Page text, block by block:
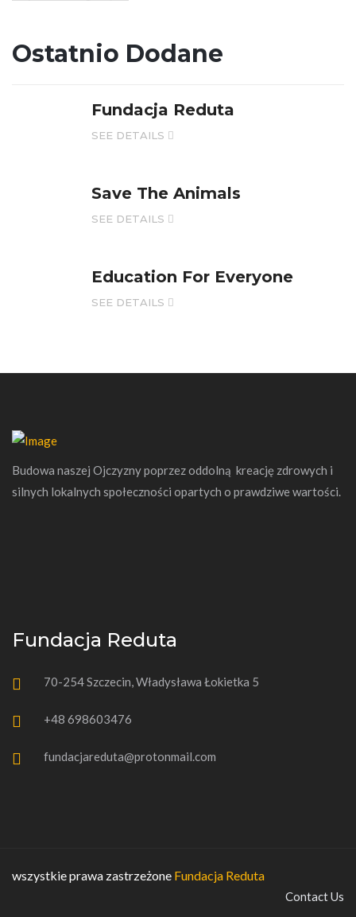
Ostatnio Dodane
Fundacja Reduta
SEE DETAILS
Save The Animals
SEE DETAILS
Education For Everyone
SEE DETAILS
Budowa naszej Ojczyzny poprzez oddolną kreację zdrowych i
silnych lokalnych społeczności opartych o prawdziwe wartości.
Fundacja Reduta
70-254 Szczecin, Władysława Łokietka 5
+48 698603476
fundacjareduta@protonmail.com
wszystkie prawa zastrzeżone Fundacja Reduta
Contact Us